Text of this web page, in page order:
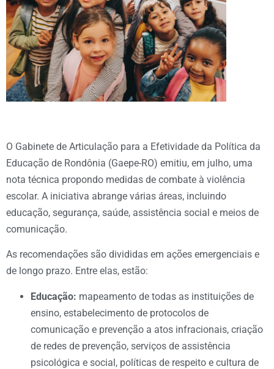
O Gabinete de Articulação para a Efetividade da Política da
Educação de Rondônia (Gaepe-RO) emitiu, em julho, uma
nota técnica propondo medidas de combate à violência
escolar. A iniciativa abrange várias áreas, incluindo
educação, segurança, saúde, assistência social e meios de
comunicação.
As recomendações são divididas em ações emergenciais e
de longo prazo. Entre elas, estão:
Educação: mapeamento de todas as instituições de
ensino, estabelecimento de protocolos de
comunicação e prevenção a atos infracionais, criação
de redes de prevenção, serviços de assistência
psicológica e social, políticas de respeito e cultura de